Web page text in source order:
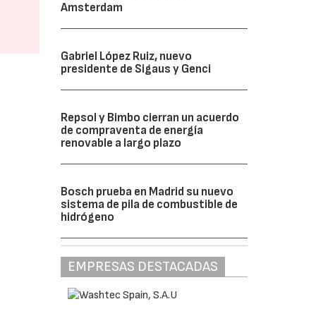
Amsterdam
Gabriel López Ruiz, nuevo
presidente de Sigaus y Genci
Repsol y Bimbo cierran un acuerdo
de compraventa de energía
renovable a largo plazo
Bosch prueba en Madrid su nuevo
sistema de pila de combustible de
hidrógeno
EMPRESAS DESTACADAS